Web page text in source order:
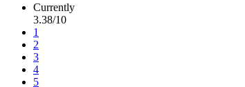
Currently
3.38/10
1
2
3
4
5